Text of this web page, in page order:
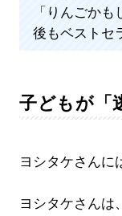
「りんごか
後もベストセ
子どもが「
ヨシタケさんに
ヨシタケさんは